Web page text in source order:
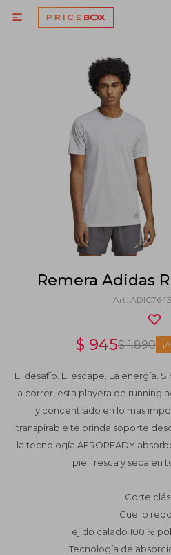

Remera Adidas
$ 945$ 1.890
El desafío. El escape. La energía.
a correr, esta playera de running
y concentrado en lo más
transpirable te brinda soporte
la tecnología AEROREADY
piel fresca y seca en
Corte
Cuello
Tejido calado 100 %
Tecnología de